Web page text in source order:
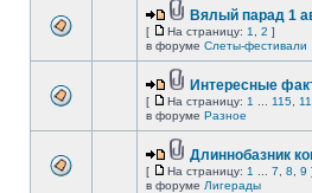
Вялый парад 1
[ На страницу: 1 2 ]
в форуме Слеты-фестивали
Интересные
[ На страницу: 1 115
в форуме Разное
Длиннобазник
[ На страницу: 1 7 8 9 ]
в форуме Лигерады